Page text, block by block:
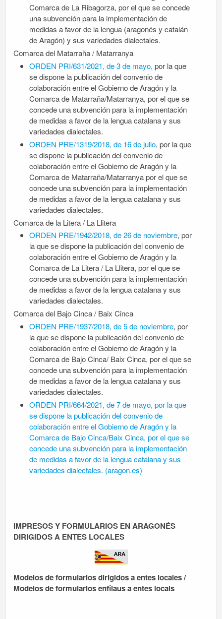
Comarca de La Ribagorza, por el que se concede
una subvención para la implementación de
medidas a favor de la lengua (aragonés y catalán
de Aragón) y sus variedades dialectales.
Comarca del Matarraña / Matarranya
ORDEN PRI/631/2021, de 3 de mayo, por la que
se dispone la publicación del convenio de
colaboración entre el Gobierno de Aragón y la
Comarca de Matarraña/Matarranya, por el que se
concede una subvención para la implementación
de medidas a favor de la lengua catalana y sus
variedades dialectales.
ORDEN PRE/1319/2018, de 16 de julio, por la que
se dispone la publicación del convenio de
colaboración entre el Gobierno de Aragón y la
Comarca de Matarraña/Matarranya por el que se
concede una subvención para la implementación
de medidas a favor de la lengua catalana y sus
variedades dialectales.
Comarca de la Litera / La Llitera
ORDEN PRE/1942/2018, de 26 de noviembre, por
la que se dispone la publicación del convenio de
colaboración entre el Gobierno de Aragón y la
Comarca de La Litera / La Llitera, por el que se
concede una subvención para la implementación
de medidas a favor de la lengua catalana y sus
variedades dialectales.
Comarca del Bajo Cinca / Baix Cinca
ORDEN PRE/1937/2018, de 5 de noviembre, por
la que se dispone la publicación del convenio de
colaboración entre el Gobierno de Aragón y la
Comarca de Bajo Cinca/ Baix Cinca, por el que se
concede una subvención para la implementación
de medidas a favor de la lengua catalana y sus
variedades dialectales.
ORDEN PRI/664/2021, de 7 de mayo, por la que
se dispone la publicación del convenio de
colaboración entre el Gobierno de Aragón y la
Comarca de Bajo Cinca/Baix Cinca, por el que se
concede una subvención para la implementación
de medidas a favor de la lengua catalana y sus
variedades dialectales. (aragon.es)
IMPRESOS Y FORMULARIOS EN ARAGONÉS
DIRIGIDOS A ENTES LOCALES
Modelos de formularios dirigidos a entes locales/
Modelos de formularios enfilaus a entes locals